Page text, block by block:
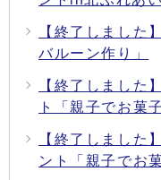
【終了しました
バルーン作り」
【終了しました
ト「親子でお菓
【終了しました
ント「親子でお